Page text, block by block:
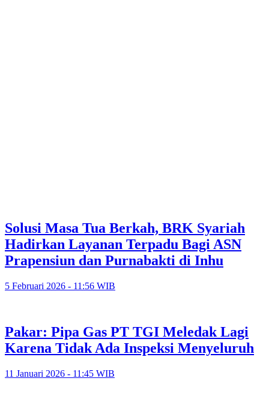
Solusi Masa Tua Berkah, BRK Syariah
Hadirkan Layanan Terpadu Bagi ASN
Prapensiun dan Purnabakti di Inhu
5 Februari 2026 - 11:56 WIB
Pakar: Pipa Gas PT TGI Meledak Lagi
Karena Tidak Ada Inspeksi Menyeluruh
11 Januari 2026 - 11:45 WIB